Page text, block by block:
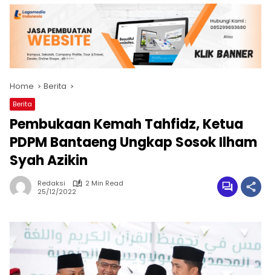
Home Berita
Berita
Pembukaan Kemah Tahfidz, Ketua
PDPM Bantaeng Ungkap Sosok Ilham
Syah Azikin
Redaksi
2 Min Read
25/12/2022